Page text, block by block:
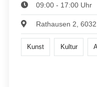
09:00 - 17:00 Uhr
Rathausen 2,
Kunst Kultur